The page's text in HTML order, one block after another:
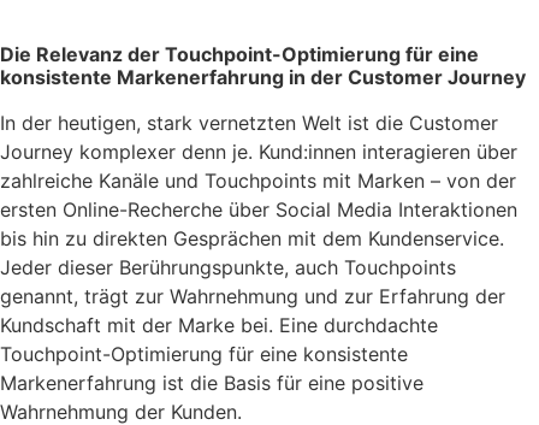
Die Relevanz der Touchpoint-Optimierung für eine
konsistente Markenerfahrung in der Customer Journey
In der heutigen, stark vernetzten Welt ist die Customer
Journey komplexer denn je. Kund:innen interagieren über
zahlreiche Kanäle und Touchpoints mit Marken – von der
ersten Online-Recherche über Social Media Interaktionen
bis hin zu direkten Gesprächen mit dem Kundenservice.
Jeder dieser Berührungspunkte, auch Touchpoints
genannt, trägt zur Wahrnehmung und zur Erfahrung der
Kundschaft mit der Marke bei. Eine durchdachte
Touchpoint-Optimierung für eine konsistente
Markenerfahrung ist die Basis für eine positive
Wahrnehmung der Kunden.